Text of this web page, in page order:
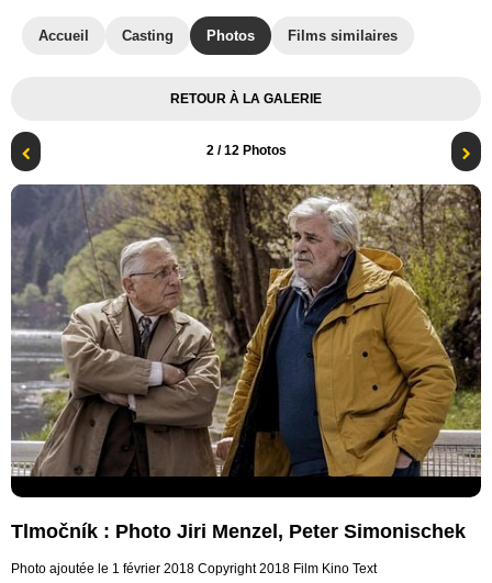
Accueil Casting Photos Films similaires
RETOUR À LA GALERIE
2/ 12 Photos
Tlmočník : Photo Jiri Menzel, Peter Simonischek
Photo ajoutée le 1 février 2018 Copyright 2018 Film Kino Text